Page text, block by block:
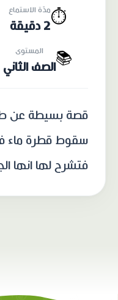
⏱️مدّة الاستماع
2 دقيقة
📚 المستوى
الصف الثاني
قصة بسيطة عن
سقوط قطرة ماء
فتشرح لها انها